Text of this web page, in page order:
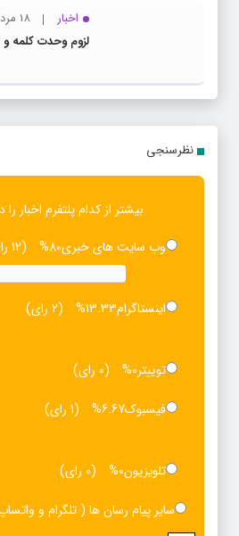
اخبار
18 مرداد 1405
لزوم وحدت کلمه
نظرسنجی
بیشتر از کدام پلتفرم اخبار را
وب سایت های خبری80% (12 رای)
اینستاگرام13.33% (2 رای)
توییتر0%
(0 رای)
فیسبوک6.67% (1 رای)
تلویزیون0%
(0 رای)
سایر پیام رسان ها ( تلگرام و